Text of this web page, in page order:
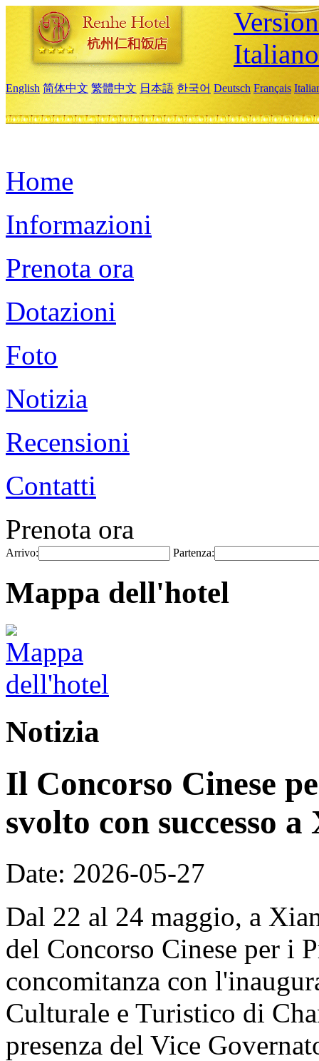
Italiano
English 简体中文 繁體中文 日本語 한국어 Deutsch Français
Home
Informazioni
Prenota ora
Dotazioni
Foto
Notizia
Recensioni
Contatti
Prenota ora
Arrivo: Partenza:
Mappa dell'hotel
Notizia
Il Concorso Cinese
svolto con successo
Date: 2026-05-27
Dal 22 al 24 maggio, a
del Concorso Cinese per
concomitanza con
Culturale e Turistico di
presenza del Vice